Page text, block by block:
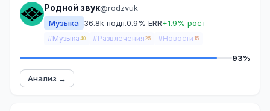
Родной звук@rodzvuk
Музыка
36.8k подп.0.9% ERR+1.9% рост
#Музыка 40 #Развлечения 25 #Новости 15
93%
Анализ →